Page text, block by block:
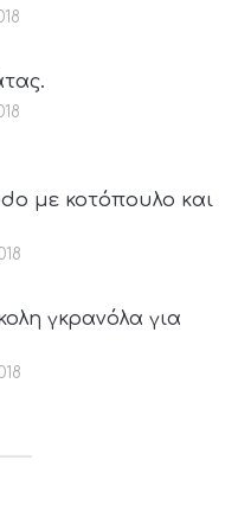
με κοτόπουλο και
γκρανόλα για